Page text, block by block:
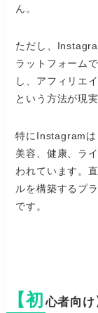
ん。
ただし、
ラットフォーム
し、アフィリエ
という方法が現
特にInstagramは
美容、健康、ラ
われています。
ルを構築するプ
です。
【初心者向